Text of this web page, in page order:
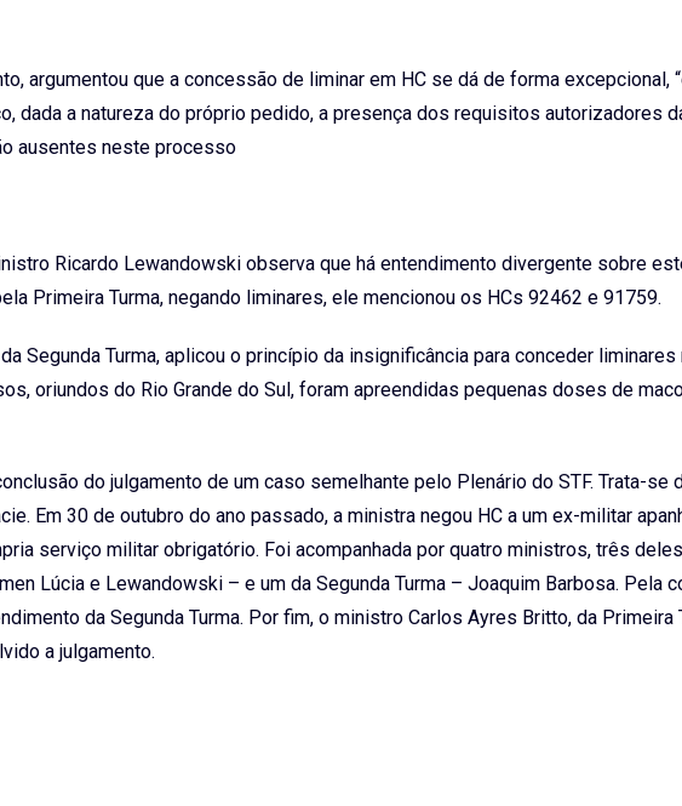
argumentou que a concessão de liminar em HC se dá de forma excepcional,
dada a natureza do próprio pedido, a presença dos requisitos autorizadores
ausentes neste processo
Ricardo Lewandowski observa que há entendimento divergente sobre
Primeira Turma, negando liminares, ele mencionou os HCs 92462 e 91759.
Segunda Turma, aplicou o princípio da insignificância para conceder liminares
oriundos do Rio Grande do Sul, foram apreendidas pequenas doses de
do julgamento de um caso semelhante pelo Plenário do STF. Trata-se
Em 30 de outubro do ano passado, a ministra negou HC a um ex-militar
serviço militar obrigatório. Foi acompanhada por quatro ministros, três
Lúcia e Lewandowski – e um da Segunda Turma – Joaquim Barbosa. Pela
da Segunda Turma. Por fim, o ministro Carlos Ayres Britto, da Primeira
a julgamento.